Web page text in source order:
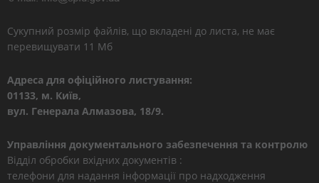
Сукупний розмір файлів, що вкладені до листа, не має
перевищувати 11 Мб
Адреса для офіційного листування:
01133, м. Київ,
вул. Генерала Алмазова, 18/9.
Управління документального забезпечення та контролю
Відділ обробки вхідних документів :
телефони для надання інформації про надходження